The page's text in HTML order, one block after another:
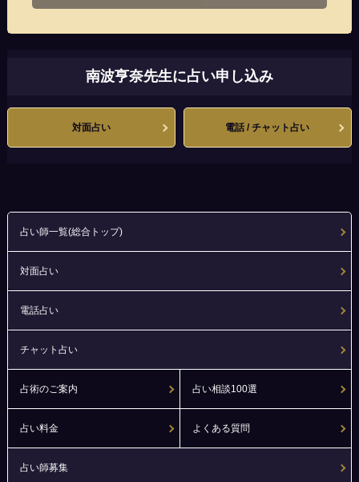
南波亨奈先生に占い申し込み
対面占い 電話 / チャット占い
占い師一覧(総合トップ)
対面占い
電話占い
チャット占い
占術のご案内 占い相談100選
占い料金 よくある質問
占い師募集